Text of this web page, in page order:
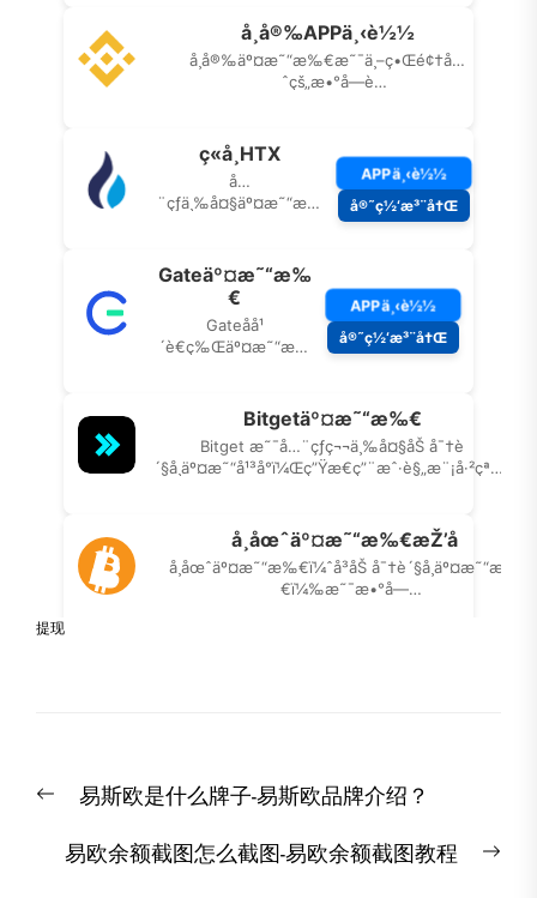
提现
章
导
Previous易斯欧是什么牌子-易斯欧品牌介绍？
易欧余额截图怎么截图-易欧余额截图教程